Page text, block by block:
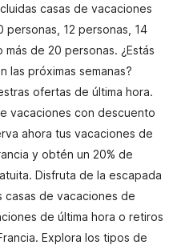
casas de vacaciones
personas, 12 personas, 14
de 20 personas. ¿Estás
las próximas semanas?
ofertas de última hora.
vacaciones con descuento
ahora tus vacaciones de
y obtén un 20% de
Disfruta de la escapada
de vacaciones de
de última hora o retiros
Explora los tipos de